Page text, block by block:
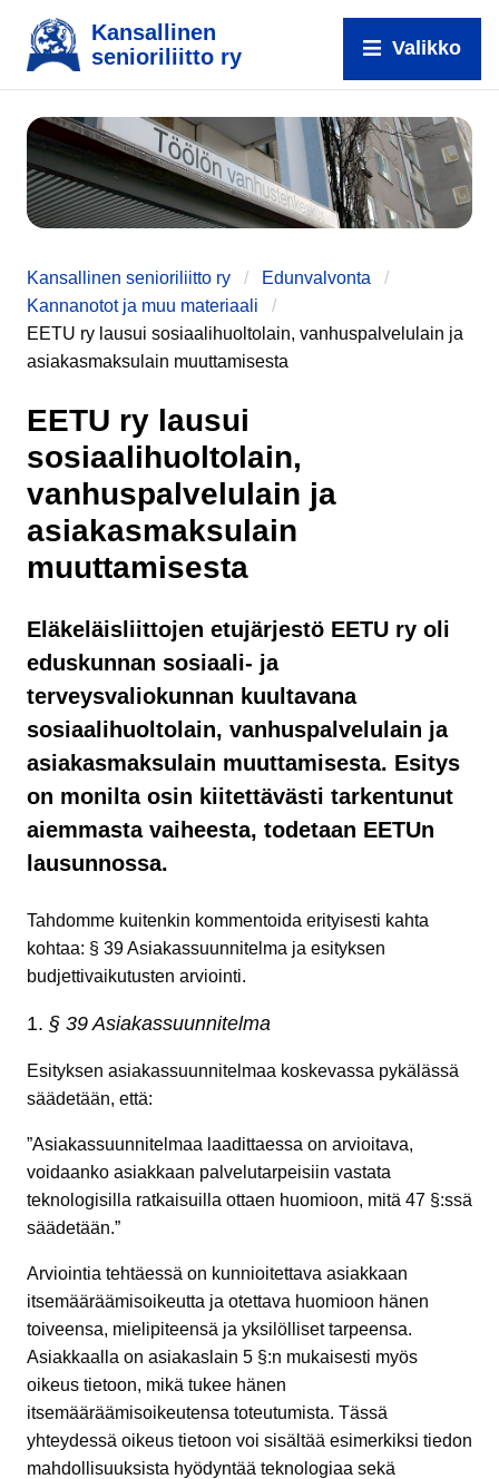
Kansallinen
senioriliitto ry
Valikko
Kansallinen senioriliitto ry
Edunvalvonta
Kannanotot ja muu materiaali
EETU ry lausui sosiaalihuoltolain, vanhuspalvelulain ja
asiakasmaksulain muuttamisesta
EETU ry lausui
sosiaalihuoltolain,
vanhuspalvelulain ja
asiakasmaksulain
muuttamisesta
Eläkeläisliittojen etujärjestö EETU ry oli
eduskunnan sosiaali- ja
terveysvaliokunnan kuultavana
sosiaalihuoltolain, vanhuspalvelulain ja
asiakasmaksulain muuttamisesta. Esitys
on monilta osin kiitettävästi tarkentunut
aiemmasta vaiheesta, todetaan EETUn
lausunnossa.
Tahdomme kuitenkin kommentoida erityisesti kahta
kohtaa: § 39 Asiakassuunnitelma ja esityksen
budjettivaikutusten arviointi.
§ 39 Asiakassuunnitelma
Esityksen asiakassuunnitelmaa koskevassa pykälässä
säädetään, että:
”Asiakassuunnitelmaa laadittaessa on arvioitava,
voidaanko asiakkaan palvelutarpeisiin vastata
teknologisilla ratkaisuilla ottaen huomioon, mitä 47 §:ssä
säädetään.”
Arviointia tehtäessä on kunnioitettava asiakkaan
itsemääräämisoikeutta ja otettava huomioon hänen
toiveensa, mielipiteensä ja yksilölliset tarpeensa.
Asiakkaalla on asiakaslain 5 §:n mukaisesti myös
oikeus tietoon, mikä tukee hänen
itsemääräämisoikeutensa toteutumista. Tässä
yhteydessä oikeus tietoon voi sisältää esimerkiksi tiedon
mahdollisuuksista hyödyntää teknologiaa sekä